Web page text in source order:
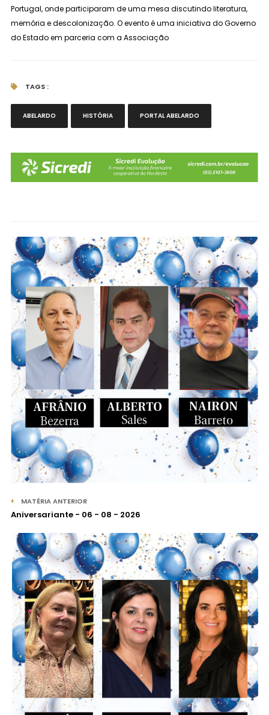
Portugal, onde participaram de uma mesa discutindo literatura,
memória e descolonização. O evento é uma iniciativa do Governo
do Estado em parceria com a Associação
TAGS :
ABELARDO HISTÓRIA PORTAL ABELARDO
MATÉRIA ANTERIOR
Aniversariante - 06 - 08 - 2026